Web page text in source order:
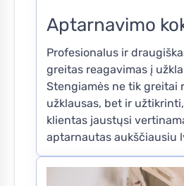
Aptarnavimo
Profesionalus ir
greitas reagavimas į
Stengiamės ne tik greitai
užklausas, bet ir
klientas jaustųsi
aptarnautas aukščiausiu